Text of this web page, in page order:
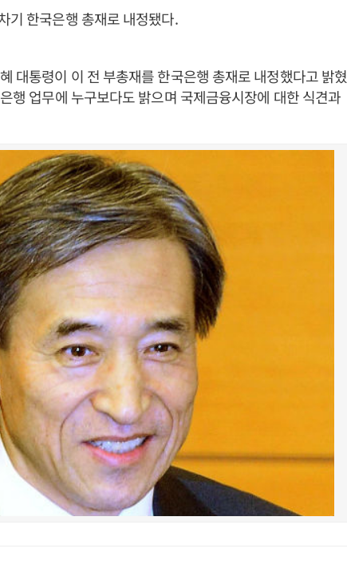
기 한국은행 총재로 내정됐다.
대통령이 이 전 부총재를 한국은행 총재로 내정했다고 밝혔
행 업무에 누구보다도 밝으며 국제금융시장에 대한 식견과